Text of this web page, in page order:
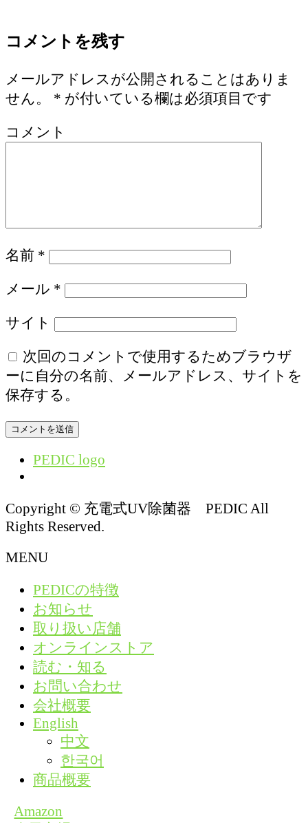
コメントを残す
メールアドレスが公開されることはありま
せん。
* が付いている欄は必須項目です
コメント
名前 *
メール *
サイト
次回のコメントで使用するためブラウザ
ーに自分の名前、メールアドレス、サイトを
保存する。
PEDIC logo
Copyright © 充電式UV除菌器 PEDIC All
Rights Reserved.
MENU
PEDICの特徴
お知らせ
取り扱い店舗
オンラインストア
読む・知る
お問い合わせ
会社概要
English
中文
한국어
商品概要
Amazon